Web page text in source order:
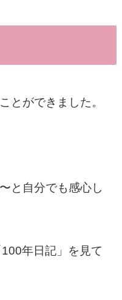
とができました。
と自分でも感心し
年日記」を見て